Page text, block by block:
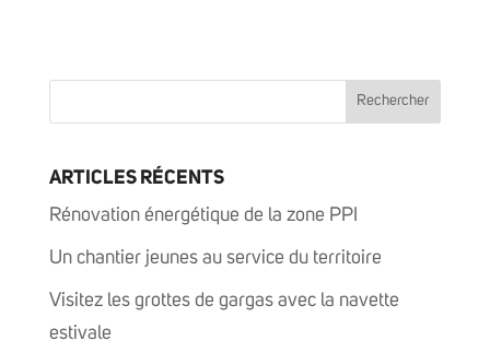
ARTICLES RÉCENTS
Rénovation énergétique de la zone PPI
Un chantier jeunes au service du territoire
Visitez les grottes de gargas avec la navette
estivale